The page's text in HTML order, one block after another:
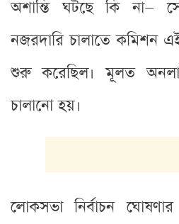
অশান্তি ঘটছে কি না—
নজরদারি চালাতে কমিশন এই
শুরু করেছিল। মূলত
চালানো হয়।
লোকসভা নির্বাচন